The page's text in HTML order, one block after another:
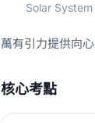
Solar
萬有引力提供向
核心考點